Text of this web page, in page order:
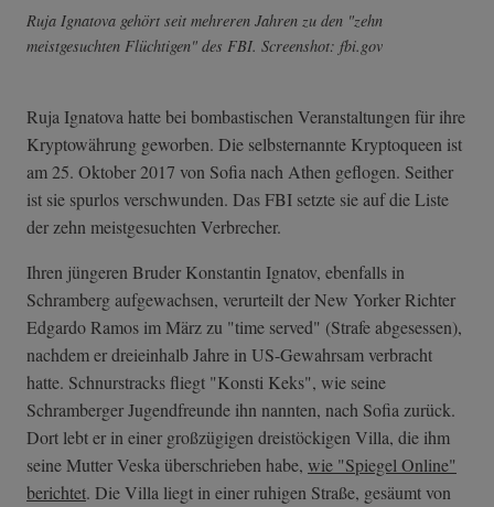
Ruja Ignatova gehört seit mehreren Jahren zu den "zehn
meistgesuchten Flüchtigen" des FBI. Screenshot: fbi.gov
Ruja Ignatova hatte bei bombastischen Veranstaltungen für ihre
Kryptowährung geworben. Die selbsternannte Kryptoqueen ist
am 25. Oktober 2017 von Sofia nach Athen geflogen. Seither
ist sie spurlos verschwunden. Das FBI setzte sie auf die Liste
der zehn meistgesuchten Verbrecher.
Ihren jüngeren Bruder Konstantin Ignatov, ebenfalls in
Schramberg aufgewachsen, verurteilt der New Yorker Richter
Edgardo Ramos im März zu "time served" (Strafe abgesessen),
nachdem er dreieinhalb Jahre in US-Gewahrsam verbracht
hatte. Schnurstracks fliegt "Konsti Keks", wie seine
Schramberger Jugendfreunde ihn nannten, nach Sofia zurück.
Dort lebt er in einer großzügigen dreistöckigen Villa, die ihm
seine Mutter Veska überschrieben habe, wie "Spiegel Online"
berichtet. Die Villa liegt in einer ruhigen Straße, gesäumt von